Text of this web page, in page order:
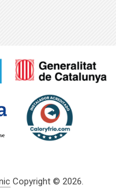
Copyright © 2026.